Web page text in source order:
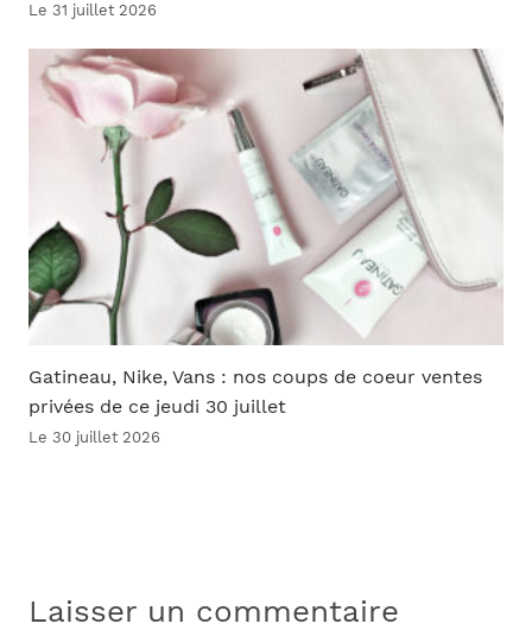
Le 31 juillet 2026
Gatineau, Nike, Vans : nos coups de coeur ventes
privées de ce jeudi 30 juillet
Le 30 juillet 2026
Laisser un commentaire